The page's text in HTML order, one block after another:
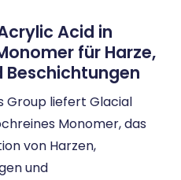
Acid in
für Harze,
Beschichtungen
Group liefert Glacial
Monomer, das
von Harzen,
und